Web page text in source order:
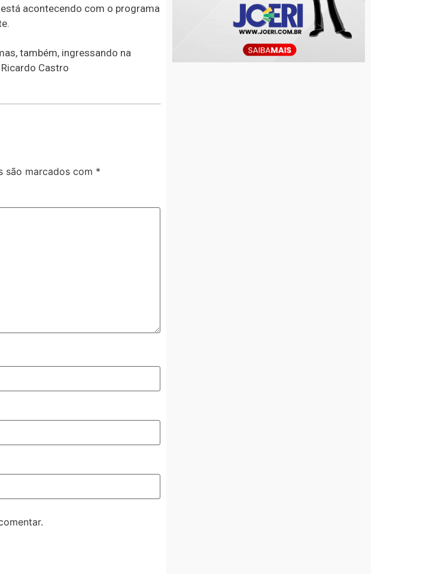
acontecendo com o programa
também, ingressando na
Castro
são marcados com *